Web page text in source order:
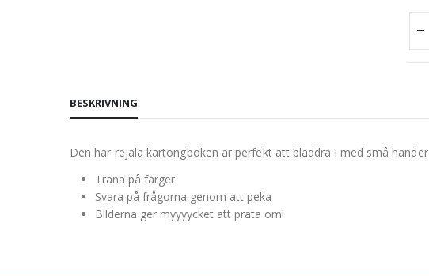
BESKRIVNING
Den här rejäla kartongboken är perfekt att bläddra i med små händer
Träna på färger
Svara på frågorna genom att peka
Bilderna ger myyyycket att prata om!